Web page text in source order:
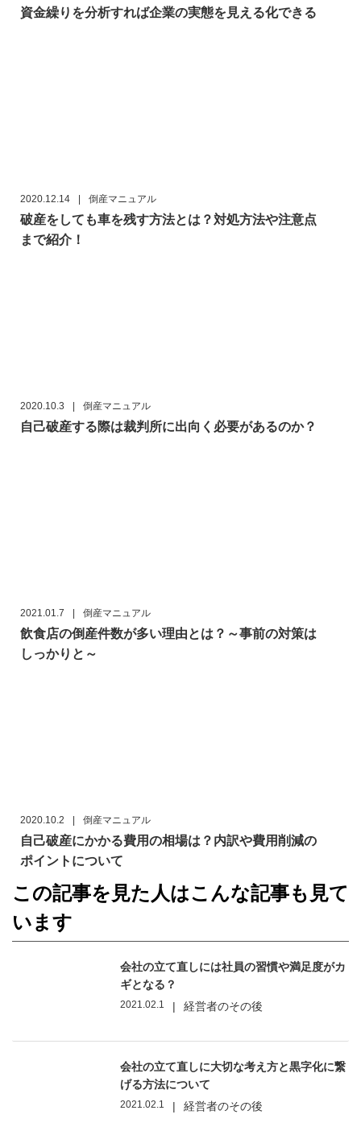
資金繰りを分析すれば企業の実態を見える化できる
2020.12.14 | 倒産マニュアル
破産をしても車を残す方法とは？対処方法や注意点
まで紹介！
2020.10.3 | 倒産マニュアル
自己破産する際は裁判所に出向く必要があるのか？
2021.01.7 | 倒産マニュアル
飲食店の倒産件数が多い理由とは？～事前の対策は
しっかりと～
2020.10.2 | 倒産マニュアル
自己破産にかかる費用の相場は？内訳や費用削減の
ポイントについて
この記事を見た人はこんな記事も見て
います
会社の立て直しには社員の習慣や満足度がカ
ギとなる？
2021.02.1 | 経営者のその後
会社の立て直しに大切な考え方と黒字化に繋
げる方法について
2021.02.1 | 経営者のその後